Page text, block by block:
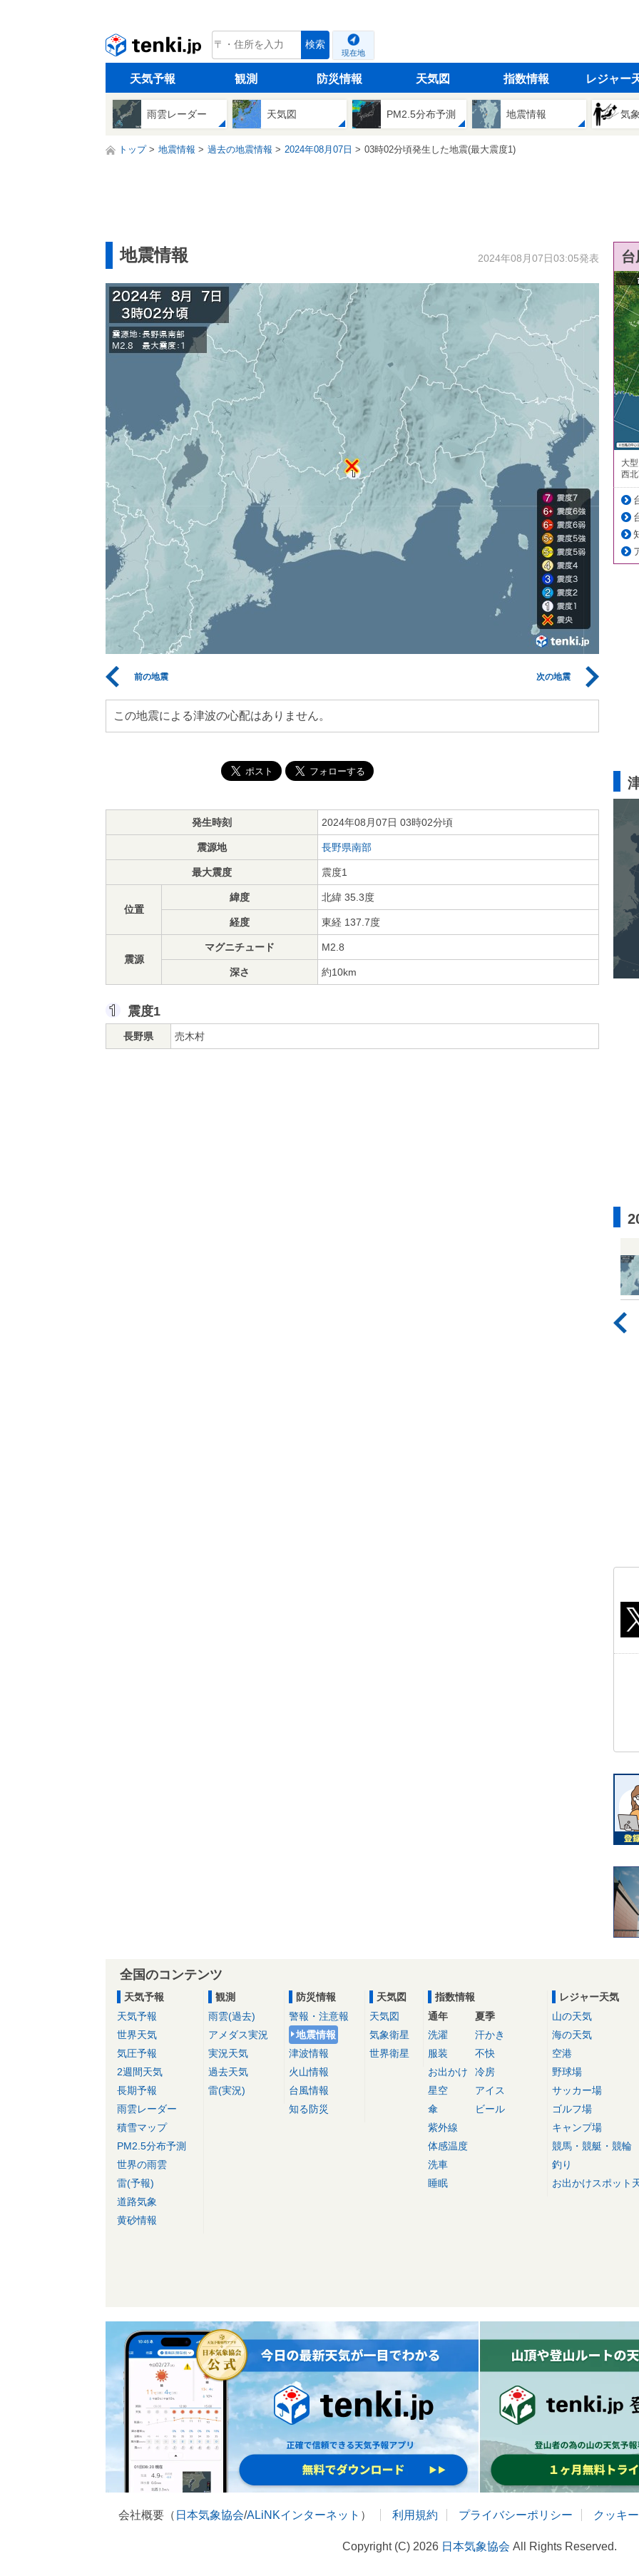
tenki.jp 検索
現在地
天気予報 観測 防災情報 天気図 指数情報 レジャー
雨雲レーダー 天気図 PM2.5分布予測 地震情報 気
トップ 地震情報 過去の地震情報 2024年08月07日 03時02分頃発生した地震(最大震度1)
地震情報 2024年08月07日03:05発表
前の地震 次の地震
この地震による津波の心配はありません。
発生時刻 2024年08月07日 03時02分頃
震源地 長野県南部
最大震度 震度1
位置
緯度 北緯 35.3度
経度 東経 137.7度
震源
マグニチュード M2.8
深さ 約10km
震度1
長野県 売木村
大
西
全国のコンテンツ
天気予報
天気予報
世界天気
気圧予報
2週間天気
長期予報
雨雲レーダー
積雪マップ
PM2.5分布予測
世界の雨雲
雷(予報)
道路気象
黄砂情報
観測
雨雲(過去)
アメダス実況
実況天気
過去天気
雷(実況)
防災情報
警報・注意報
地震情報
津波情報
火山情報
台風情報
知る防災
天気図
天気図
気象衛星
世界衛星
指数情報
通年
洗濯
服装
お出かけ
星空
傘
紫外線
体感温度
洗車
睡眠
夏季
汗かき
不快
冷房
アイス
ビール
レジャー天気
山の天気
海の天気
空港
野球場
サッカー場
ゴルフ場
キャンプ場
競馬・競艇・競輪
釣り
お出かけスポット
会社概要（ 日本気象協会/ALiNKインターネット ） 利用規約 プライバシーポリシー クッキ
Copyright (C) 2026 日本気象協会 All Rights Reserved.